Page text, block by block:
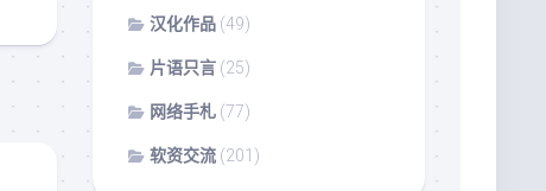
汉化作品 (49)
片语只言 (25)
网络手札 (77)
软资交流 (201)